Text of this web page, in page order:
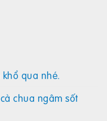
qua nhé.
chua ngâm sốt